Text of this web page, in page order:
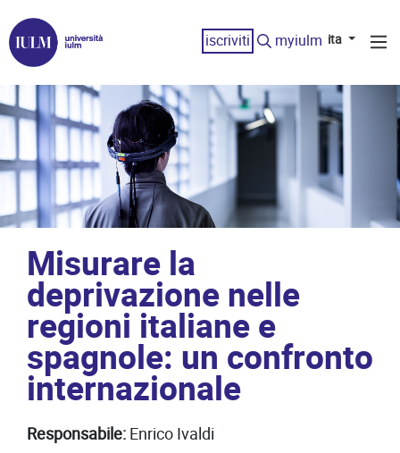
iscriviti myiulm ita
Misurare la
deprivazione nelle
regioni italiane e
spagnole: un confronto
internazionale
Responsabile: Enrico Ivaldi